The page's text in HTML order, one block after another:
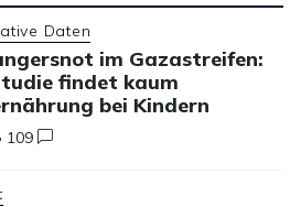
Daten
im Gazastreifen:
findet kaum
bei Kindern
109